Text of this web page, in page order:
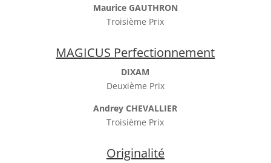
Maurice GAUTHRON
Troisième Prix
MAGICUS Perfectionnement
DIXAM
Deuxième Prix
Andrey CHEVALLIER
Troisième Prix
Originalité